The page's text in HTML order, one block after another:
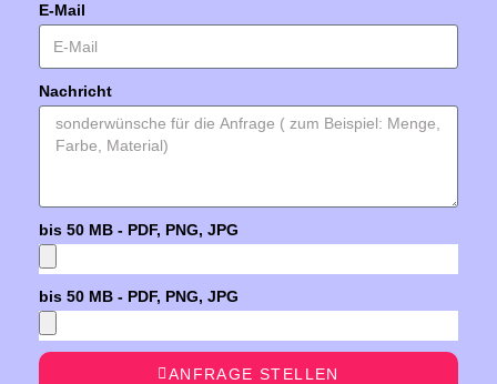
E-Mail
Nachricht
bis 50 MB - PDF, PNG, JPG
bis 50 MB - PDF, PNG, JPG
ANFRAGE STELLEN